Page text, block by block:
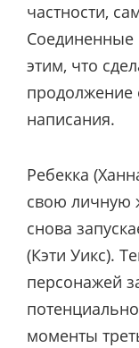
частности,
Соединенные
этим, что
продолжение
написания.
Ребекка
свою личную
снова
(Кэти Уикс).
персонажей
моменты